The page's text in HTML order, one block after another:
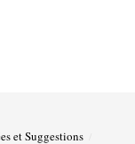
et Suggestions